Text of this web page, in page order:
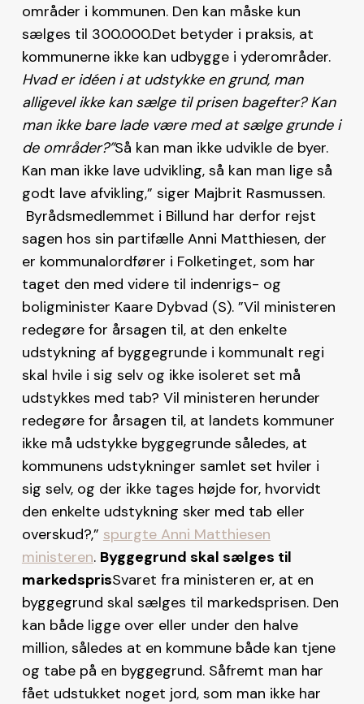
områder i kommunen. Den kan måske kun
sælges til 300.000.Det betyder i praksis, at
kommunerne ikke kan udbygge i yderområder.
Hvad er idéen i at udstykke en grund, man
alligevel ikke kan sælge til prisen bagefter? Kan
man ikke bare lade være med at sælge grunde i
de områder?”Så kan man ikke udvikle de byer.
Kan man ikke lave udvikling, så kan man lige så
godt lave afvikling,” siger Majbrit Rasmussen.
Byrådsmedlemmet i Billund har derfor rejst
sagen hos sin partifælle Anni Matthiesen, der
er kommunalordfører i Folketinget, som har
taget den med videre til indenrigs- og
boligminister Kaare Dybvad (S). ”Vil ministeren
redegøre for årsagen til, at den enkelte
udstykning af byggegrunde i kommunalt regi
skal hvile i sig selv og ikke isoleret set må
udstykkes med tab? Vil ministeren herunder
redegøre for årsagen til, at landets kommuner
ikke må udstykke byggegrunde således, at
kommunens udstykninger samlet set hviler i
sig selv, og der ikke tages højde for, hvorvidt
den enkelte udstykning sker med tab eller
overskud?,” spurgte Anni Matthiesen
ministeren. Byggegrund skal sælges til
markedsprisSvaret fra ministeren er, at en
byggegrund skal sælges til markedsprisen. Den
kan både ligge over eller under den halve
million, således at en kommune både kan tjene
og tabe på en byggegrund. Såfremt man har
fået udstukket noget jord, som man ikke har